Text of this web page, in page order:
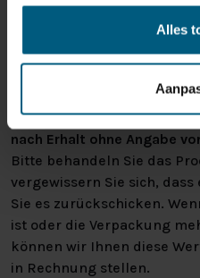
Alles
Manchmal möchten Sie
zurückgeben. Vielleicht,
warum Sie die Bestellung
haben Sie das Recht, Ihre
nach Erhalt ohne Angabe
Bitte behandeln Sie das
vergewissern Sie sich,
Sie es zurückschicken.
ist oder die Verpackung
können wir Ihnen diese
in Rechnung stellen.